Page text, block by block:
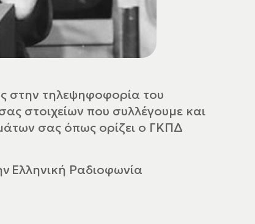
στην τηλεψηφοφορία του
στοιχείων που συλλέγουμε και
σας όπως ορίζει ο ΓΚΠΔ
Ελληνική Ραδιοφωνία